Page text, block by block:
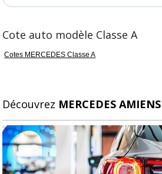
Cote auto modèle Classe A
Cotes MERCEDES Classe A
Découvrez MERCEDES